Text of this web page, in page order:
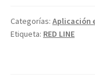
Categorías: Aplicación
Etiqueta: RED LINE